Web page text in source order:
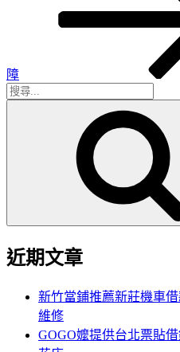
障
搜
近期文章
新竹當鋪推薦新莊機車
維修
GOGO嬤提供台北票貼